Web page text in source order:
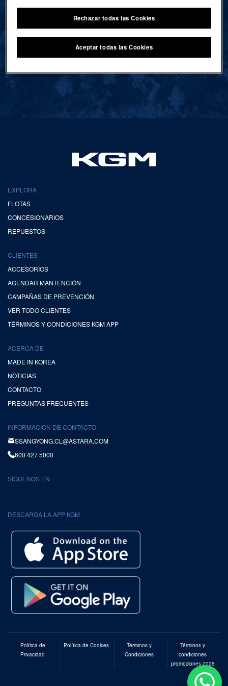
VOLVER AL INICIO
EXPLORA
FLOTAS
CONCESIONARIOS
REPUESTOS
CLIENTES
ACCESORIOS
AGENDAR MANTENCIÓN
CAMPAÑAS DE PREVENCIÓN
VER TODO CLIENTES
TÉRMINOS Y CONDICIONES KGM APP
ACERCA DE
MADE IN KOREA
NOTICIAS
CONTACTO
PREGUNTAS FRECUENTES
INFORMACION DE CONTACTO
SSANGYONG.CL@ASTARA.COM
600 427 5000
SÍGUENOS EN
DESCARGA LA APP KGM
Política de
Privacidad
Política de Cookies
Términos y
Condiciones
Términos y
condiciones
promociones 2026
Rechazar todas las Cookies
Aceptar todas las Cookies